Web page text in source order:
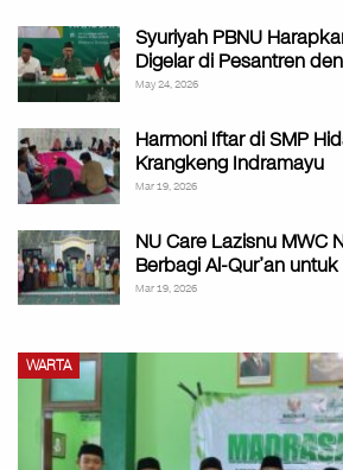
Syuriyah PBNU
Digelar di Pesantren
May 24, 2026
Harmoni Iftar di SMP
Krangkeng Indramayu
Mar 19, 2026
NU Care Lazisnu MWC
Berbagi Al-Qur’an
Mar 19, 2026
WARTA